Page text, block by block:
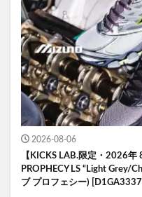
2026-08-06
【KICKS LAB.限定・2026
PROPHECY LS “Light Grey/
ブ プロフェシー)